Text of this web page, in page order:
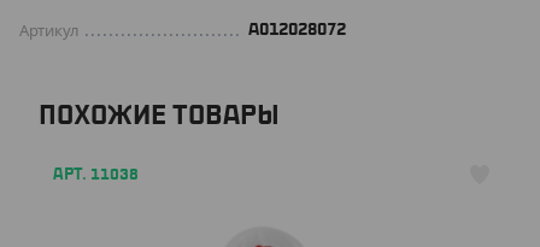
Артикул A012028072
ПОХОЖИЕ ТОВАРЫ
АРТ. 11038